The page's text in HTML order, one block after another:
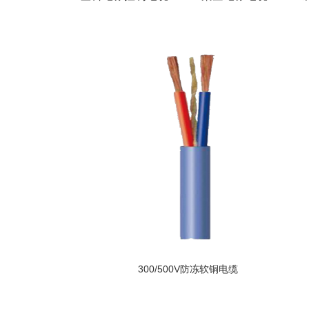
300/500V防冻软铜电缆